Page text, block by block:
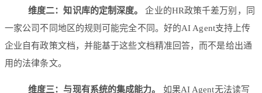
维度二：知识库的定制深度。
企业的HR政策千差万别，同
一家公司不同地区的规则可能完全不同。好的AI Agent支持上传
企业自有政策文档，并能基于这些文档精准回答，而不是给出通
用的法律条文。
维度三：与现有系统的集成能力。 如果AI Agent无法读写